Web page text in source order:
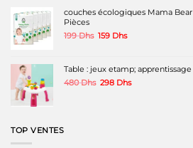
du
produit
du
220 Dhs.
couches écologiques Mama
Pièces
199Dhs Le
199 Dhs.
159 DhsLe
159 Dhs.
Table : jeux etamp;
480Dhs Le
298 DhsLe
TOP VENTES